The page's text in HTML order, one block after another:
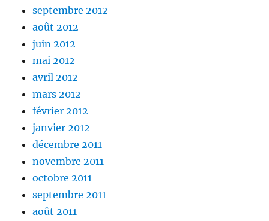
septembre 2012
août 2012
juin 2012
mai 2012
avril 2012
mars 2012
février 2012
janvier 2012
décembre 2011
novembre 2011
octobre 2011
septembre 2011
août 2011